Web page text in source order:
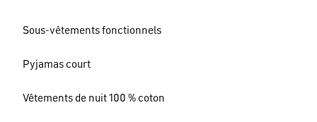
Sous-vêtements fonctionnels
Pyjamas court
Vêtements de nuit 100 % coton